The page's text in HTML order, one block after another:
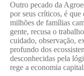
Outro pecado da
por seus críticos, é que
milhões de famílias
gente, recusa o
cuidado, observação,
profundo dos
desconhecidas pela
rege a economia